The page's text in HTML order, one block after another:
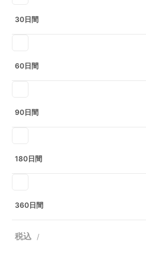
30日間
60日間
90日間
180日間
360日間